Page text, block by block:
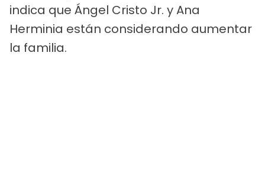
indica que Ángel Cristo Jr. y Ana
Herminia están considerando aumentar
la familia.